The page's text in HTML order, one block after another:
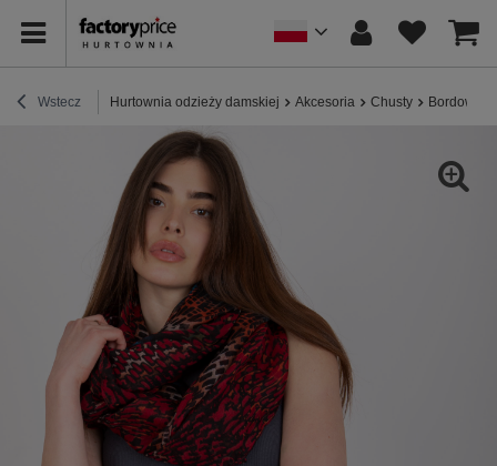
Wstecz Hurtownia odzieży damskiej Akcesoria Chusty Bordowo-